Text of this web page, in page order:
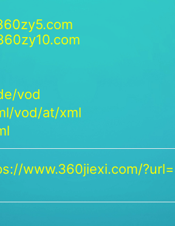
vod
vod/at/xml
www.360jiexi.com/